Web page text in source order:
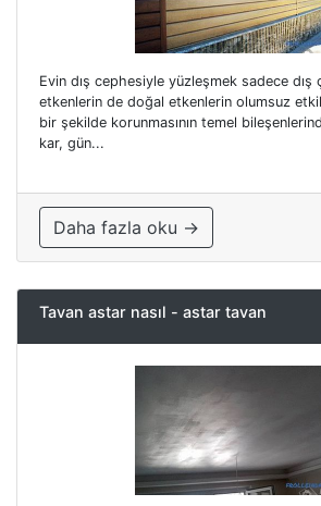
Evin dış cephesiyle yüzleşmek sadece dış
etkenlerin de doğal etkenlerin olumsuz
bir şekilde korunmasının temel
kar, gün...
Daha fazla oku →
Tavan astar nasıl - astar tavan